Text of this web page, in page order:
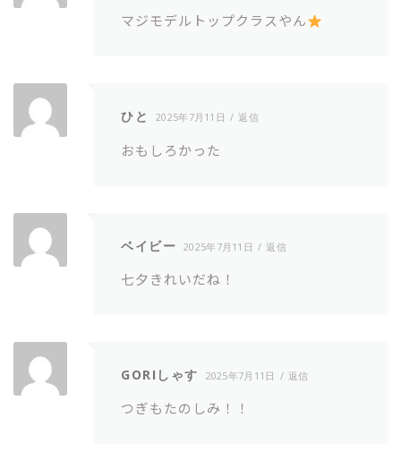
マジモデルトップクラスやん
ひと 2025年7月11日 返信
おもしろかった
ベイビー 2025年7月11日 返信
七夕きれいだね！
GORIしゃす 2025年7月11日 返信
つぎもたのしみ！！